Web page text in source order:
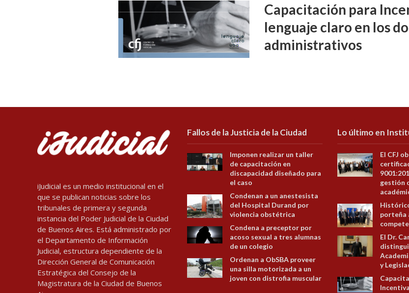
Capacitación para
lenguaje claro en los
administrativos
iJudicial es un medio institucional en el
que se publican noticias sobre los
tribunales de primera y segunda
instancia del Poder Judicial de la Ciudad
de Buenos Aires. Está administrado por
el Departamento de Información
Judicial, estructura dependiente de la
Dirección General de Comunicación
Estratégica del Consejo de la
Magistratura de la Ciudad de Buenos
Fallos de la Justicia de la Ciudad
Imponen realizar un taller
de capacitación en
discapacidad diseñado para
el caso
Condenan a un anestesista
del Hospital Durand por
violencia obstétrica
Condena a preceptor por
acoso sexual a tres alumnas
de un colegio
Ordenan a ObSBA proveer
una silla motorizada a un
joven con distrofia muscular
Lo último en
El CFJ
gestión
porteña
El Dr.
y